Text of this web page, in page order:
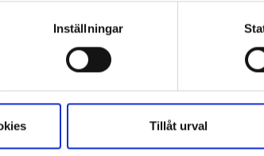
Inställningar
Tillåt urval
kommun